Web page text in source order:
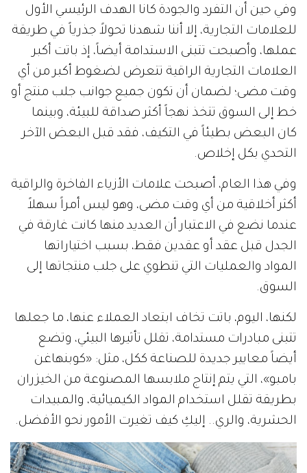
وفي حين أن التفرد والجودة كانا الهدف الرئيسي الأول
للعلامات التجارية، إلا أننا شهدنا تحولاً جذرياً في طريقة
عملها، وأصبحت تتبنى الاستدامة أيضاً، إذ باتت أكبر
العلامات التجارية الراقية تتعرض لضغوط أكبر من أي
وقت مضى؛ لضمان أن تكون جميع جوانب جلب منتج أو
خط إلى السوق تتخذ نهجاً أكثر صداقة للبيئة، وبينما
كان البعض بطيئاً في التكيف، فقد قبل البعض الآخر
التحدي بكل إخلاص.
وفي هذا العام، أصبحت علامات الأزياء الفاخرة والراقية
أكثر أخلاقية من أي وقت مضى، وهو ليس أمراً سهلاً
عندما نضع في الاعتبار أن العديد منها كانت غارقة في
الجدل قبل عقد أو عقدين فقط، بسبب اختياراتها
المواد والعمليات التي تنطوي على جلب منتجاتها إلى
السوق.
لكنها، اليوم، باتت تخاف ابتعاد العملاء عنها، ما جعلها
تتبنى مبادرات مستدامة، تقلل تأثيرها البيئي، وتضع
أيضاً معايير جديدة للصناعة ككل، مثل: «كوبنهاغن
بامبو»، التي يتم إنتاج ملابسها المصنوعة من الخيزران
بطريقة تقلل استخدام المواد الكيميائية، والمبيدات
الحشرية، والري.. إليكِ كيف تغيرت الأمور نحو الأفضل.